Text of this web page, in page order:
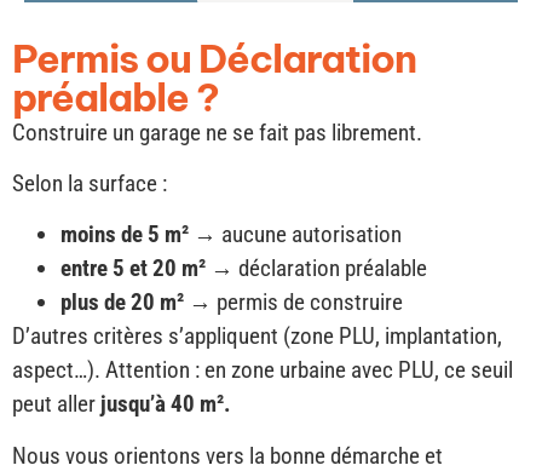
Permis ou Déclaration
préalable ?
Construire un garage ne se fait pas librement.
Selon la surface :
moins de 5 m² → aucune autorisation
entre 5 et 20 m² → déclaration préalable
plus de 20 m² → permis de construire
D’autres critères s’appliquent (zone PLU, implantation,
aspect…). Attention : en zone urbaine avec PLU, ce seuil
peut aller jusqu’à 40 m².
Nous vous orientons vers la bonne démarche et